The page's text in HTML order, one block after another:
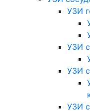
УЗИ
УЗИ
УЗИ
УЗИ